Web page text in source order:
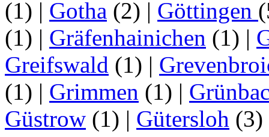
(1) | Gotha (2) | Göttingen
(1) | Gräfenhainichen (1) |
Greifswald (1) |
(1) | Grimmen (1) |
Güstrow (1) | Gütersloh (3)